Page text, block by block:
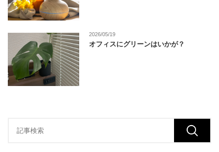
2026/05/19
オフィスにグリーンはいかが？